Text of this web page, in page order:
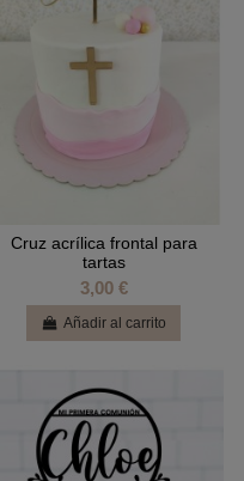
Cruz acrílica frontal para
tartas
3,00 €
Añadir al carrito